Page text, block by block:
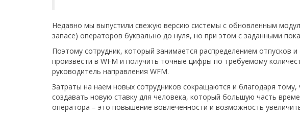
Недавно мы выпустили свежую версию системы с обновленным
запасе) операторов буквально до нуля, но при этом с заданными
Поэтому сотрудник, который занимается распределением
произвести в WFM и получить точные цифры по требуемому
руководитель направления WFM.
Затраты на наем новых сотрудников сокращаются и благодаря
создавать новую ставку для человека, который большую часть
оператора – это повышение вовлеченности и возможность